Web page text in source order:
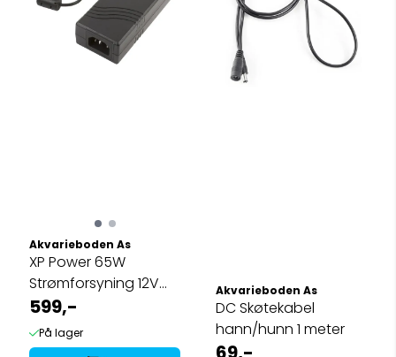
Akvarieboden As
XP Power 65W
Strømforsyning 12V
dc Output, 5.41A (høy
...
599,-
På lager
Akvarieboden As
DC Skøtekabel
hann/hunn 1 meter